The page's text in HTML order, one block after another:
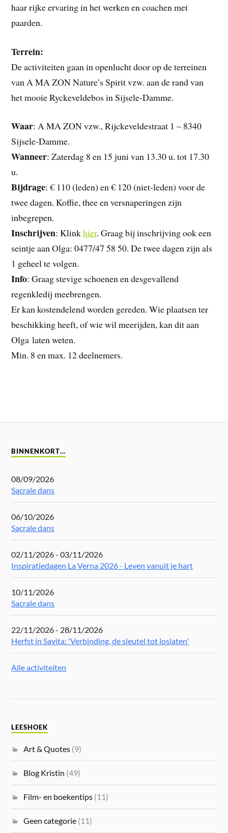
haar rijke ervaring in het werken en coachen met
paarden.
Terrein:
De activiteiten gaan in openlucht door op de terreinen
van A MA ZON Nature’s Spirit vzw. aan de rand van
het mooie Ryckeveldebos in Sijsele-Damme.
Waar: A MA ZON vzw., Rijckeveldestraat 1 – 8340
Sijsele-Damme.
Wanneer: Zaterdag 8 en 15 juni van 13.30 u. tot 17.30
u.
Bijdrage: € 110 (leden) en € 120 (niet-leden) voor de
twee dagen. Koffie, thee en versnaperingen zijn
inbegrepen.
Inschrijven: Klinkhier. Graag bij inschrijving ook een
seintje aan Olga: 0477/47 58 50. De twee dagen zijn als
1 geheel te volgen.
Info: Graag stevige schoenen en desgevallend
regenkledij meebrengen.
Er kan kostendelend worden gereden. Wie plaatsen ter
beschikking heeft, of wie wil meerijden, kan dit aan
Olga laten weten.
Min. 8 en max. 12 deelnemers.
BINNENKORT…
08/09/2026
Sacrale dans
06/10/2026
Sacrale dans
02/11/2026 - 03/11/2026
Inspiratiedagen La Verna 2026 - Leven vanuit je hart
10/11/2026
Sacrale dans
22/11/2026 - 28/11/2026
Herfst in Savita: 'Verbinding, de sleutel tot loslaten'
Alle activiteiten
LEESHOEK
Art & Quotes (9)
Blog Kristin (49)
Film- en boekentips (11)
Geen categorie (11)